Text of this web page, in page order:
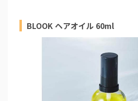
BLOOK ヘアオイル 60ml